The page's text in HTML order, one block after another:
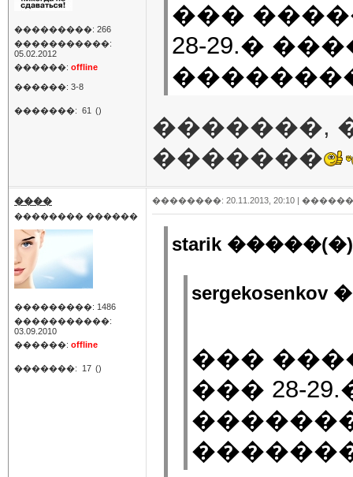
���������: 266
�����������:
05.02.2012
������: offline
������: 3-8
�������: 61 ()
���
28-29.�
�������,
�������
����
�������� ������
���������: 1486
�����������:
03.09.2010
������: offline
�������: 17 ()
��������: 20.11.2013, 20:10 |
starik
���
��� 28-
�������